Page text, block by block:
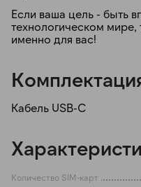
Если ваша цель - быть
технологическом мире,
именно для вас!
Кабель USB-C
Количество SIM-карт